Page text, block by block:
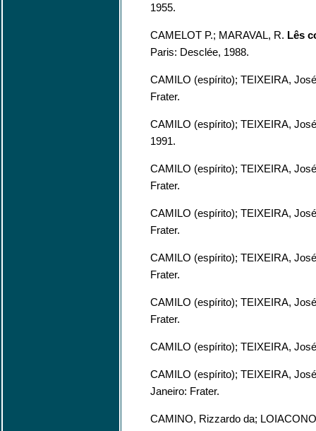
1955.
CAMELOT P.; MARAVAL, R. Lês
Paris: Desclée, 1988.
CAMILO (espírito); TEIXEIRA,
Frater.
CAMILO (espírito); TEIXEIRA,
1991.
CAMILO (espírito); TEIXEIRA,
Frater.
CAMILO (espírito); TEIXEIRA,
Frater.
CAMILO (espírito); TEIXEIRA,
Frater.
CAMILO (espírito); TEIXEIRA,
Frater.
CAMILO (espírito); TEIXEIRA,
CAMILO (espírito); TEIXEIRA,
Janeiro: Frater.
CAMINO, Rizzardo da;